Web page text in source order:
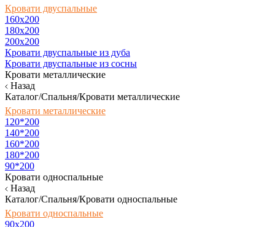
Кровати двуспальные
160х200
180x200
200x200
Кровати двуспальные из дуба
Кровати двуспальные из сосны
Кровати металлические
Назад
Каталог/Спальня/Кровати металлические
Кровати металлические
120*200
140*200
160*200
180*200
90*200
Кровати односпальные
Назад
Каталог/Спальня/Кровати односпальные
Кровати односпальные
90х200